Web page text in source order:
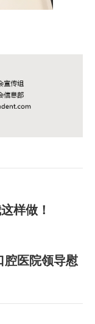
样做！
医院领导慰